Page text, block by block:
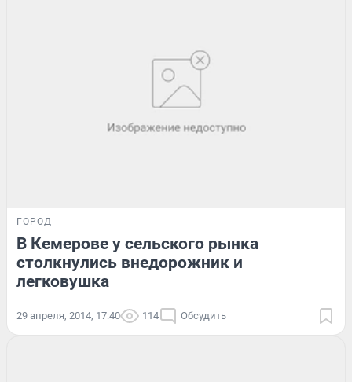
ГОРОД
В Кемерове у сельского рынка
столкнулись внедорожник и
легковушка
29 апреля, 2014, 17:40 114 Обсудить